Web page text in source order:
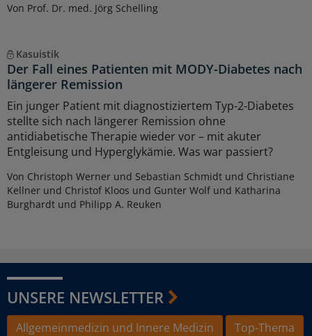
Von Prof. Dr. med. Jörg Schelling
Kasuistik
Der Fall eines Patienten mit MODY-Diabetes nach
längerer Remission
Ein junger Patient mit diagnostiziertem Typ-2-Diabetes
stellte sich nach längerer Remission ohne
antidiabetische Therapie wieder vor – mit akuter
Entgleisung und Hyperglykämie. Was war passiert?
Von Christoph Werner und Sebastian Schmidt und Christiane
Kellner und Christof Kloos und Gunter Wolf und Katharina
Burghardt und Philipp A. Reuken
UNSERE NEWSLETTER
Allgemeinmedizin und Innere Medizin
Top-Thema